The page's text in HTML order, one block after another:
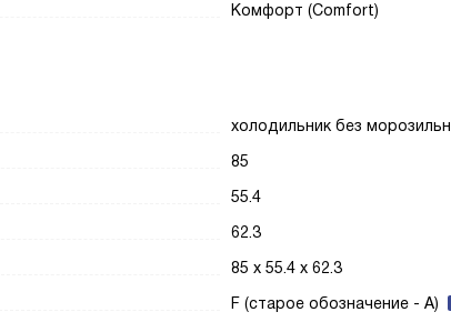
Комфорт (Comfort)
холодильник без
85
55.4
62.3
85 х 55.4 х 62.3
F (старое обозначение - A)